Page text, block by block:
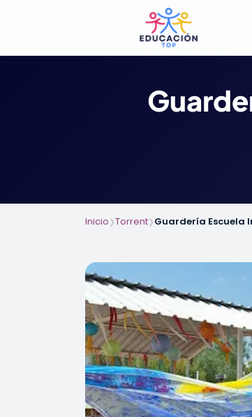
Inicio❯Torrent❯Guardería Escuela